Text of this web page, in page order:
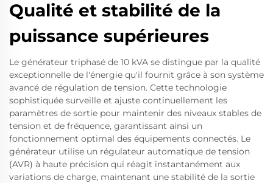
Qualité et stabilité de la
puissance supérieures
Le générateur triphasé de 10 kVA se distingue par la qualité
exceptionnelle de l'énergie qu'il fournit grâce à son système
avancé de régulation de tension. Cette technologie
sophistiquée surveille et ajuste continuellement les
paramètres de sortie pour maintenir des niveaux stables de
tension et de fréquence, garantissant ainsi un
fonctionnement optimal des équipements connectés. Le
générateur utilise un régulateur automatique de tension
(AVR) à haute précision qui réagit instantanément aux
variations de charge, maintenant une stabilité de la sortie